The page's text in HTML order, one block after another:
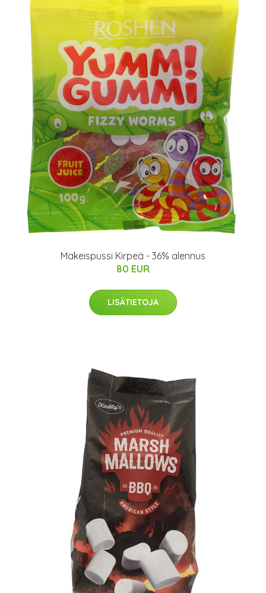
Makeispussi Kirpeä - 36% alennus
80 EUR
LISÄTIETOJA